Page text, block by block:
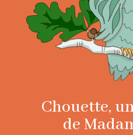
Chouette,
de